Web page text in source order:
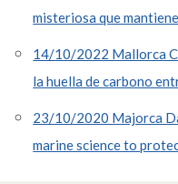
misteriosa que
14/10/2022 Mallorca
la huella de carbono
23/10/2020 Majorca
marine science to